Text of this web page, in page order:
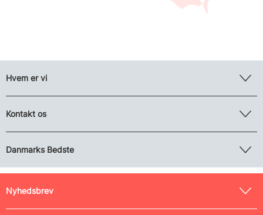
Hvem er vi
Kontakt os
Danmarks Bedste
Nyhedsbrev